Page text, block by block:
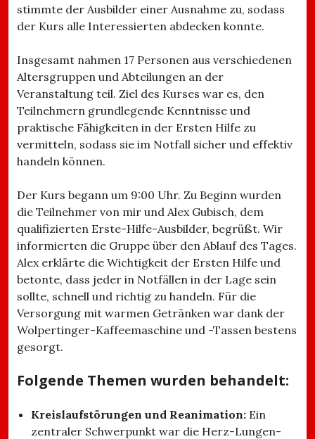
stimmte der Ausbilder einer Ausnahme zu, sodass
der Kurs alle Interessierten abdecken konnte.
Insgesamt nahmen 17 Personen aus verschiedenen
Altersgruppen und Abteilungen an der
Veranstaltung teil. Ziel des Kurses war es, den
Teilnehmern grundlegende Kenntnisse und
praktische Fähigkeiten in der Ersten Hilfe zu
vermitteln, sodass sie im Notfall sicher und effektiv
handeln können.
Der Kurs begann um 9:00 Uhr. Zu Beginn wurden
die Teilnehmer von mir und Alex Gubisch, dem
qualifizierten Erste-Hilfe-Ausbilder, begrüßt. Wir
informierten die Gruppe über den Ablauf des Tages.
Alex erklärte die Wichtigkeit der Ersten Hilfe und
betonte, dass jeder in Notfällen in der Lage sein
sollte, schnell und richtig zu handeln. Für die
Versorgung mit warmen Getränken war dank der
Wolpertinger-Kaffeemaschine und -Tassen bestens
gesorgt.
Folgende Themen wurden behandelt:
Kreislaufstörungen und Reanimation: Ein
zentraler Schwerpunkt war die Herz-Lungen-